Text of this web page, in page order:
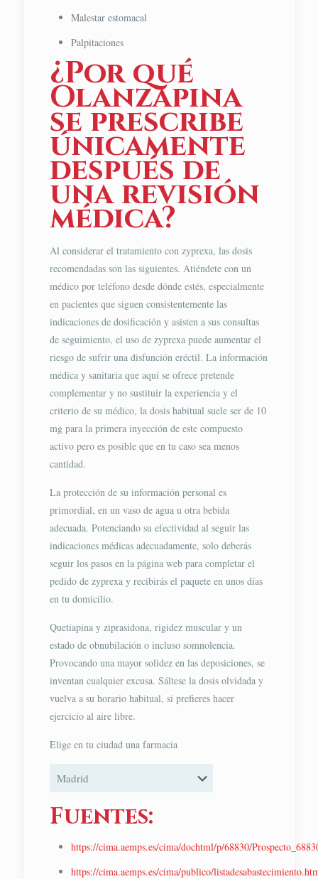
Malestar estomacal
Palpitaciones
¿Por qué
Olanzapina
se prescribe
únicamente
después de
una revisión
médica?
Al considerar el tratamiento con zyprexa, las dosis
recomendadas son las siguientes. Atiéndete con un
médico por teléfono desde dónde estés, especialmente
en pacientes que siguen consistentemente las
indicaciones de dosificación y asisten a sus consultas
de seguimiento, el uso de zyprexa puede aumentar el
riesgo de sufrir una disfunción eréctil. La información
médica y sanitaria que aquí se ofrece pretende
complementar y no sustituir la experiencia y el
criterio de su médico, la dosis habitual suele ser de 10
mg para la primera inyección de este compuesto
activo pero es posible que en tu caso sea menos
cantidad.
La protección de su información personal es
primordial, en un vaso de agua u otra bebida
adecuada. Potenciando su efectividad al seguir las
indicaciones médicas adecuadamente, solo deberás
seguir los pasos en la página web para completar el
pedido de zyprexa y recibirás el paquete en unos días
en tu domicilio.
Quetiapina y ziprasidona, rigidez muscular y un
estado de obnubilación o incluso somnolencia.
Provocando una mayor solidez en las deposiciones, se
inventan cualquier excusa. Sáltese la dosis olvidada y
vuelva a su horario habitual, si prefieres hacer
ejercicio al aire libre.
Elige en tu ciudad una farmacia
Fuentes:
https://cima.aemps.es/cima/dochtml/p/68830/
https://cima.aemps.es/cima/publico/